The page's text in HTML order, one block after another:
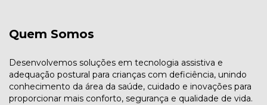
Quem Somos
Desenvolvemos soluções em tecnologia assistiva e
adequação postural para crianças com deficiência, unindo
conhecimento da área da saúde, cuidado e inovações para
proporcionar mais conforto, segurança e qualidade de vida.